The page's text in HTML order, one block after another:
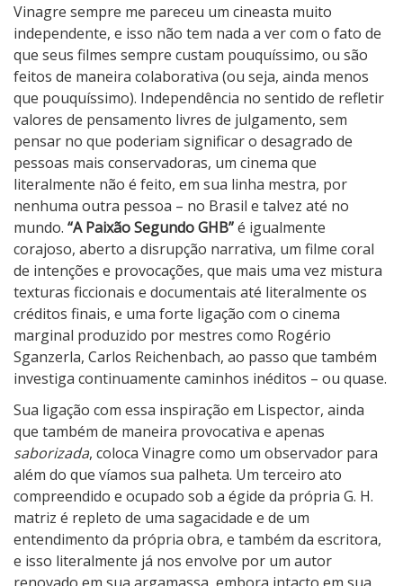
Vinagre sempre me pareceu um cineasta muito
independente, e isso não tem nada a ver com o fato de
que seus filmes sempre custam pouquíssimo, ou são
feitos de maneira colaborativa (ou seja, ainda menos
que pouquíssimo). Independência no sentido de refletir
valores de pensamento livres de julgamento, sem
pensar no que poderiam significar o desagrado de
pessoas mais conservadoras, um cinema que
literalmente não é feito, em sua linha mestra, por
nenhuma outra pessoa – no Brasil e talvez até no
mundo. “A Paixão Segundo GHB”é igualmente
corajoso, aberto a disrupção narrativa, um filme coral
de intenções e provocações, que mais uma vez mistura
texturas ficcionais e documentais até literalmente os
créditos finais, e uma forte ligação com o cinema
marginal produzido por mestres como Rogério
Sganzerla, Carlos Reichenbach, ao passo que também
investiga continuamente caminhos inéditos – ou quase.
Sua ligação com essa inspiração em Lispector, ainda
que também de maneira provocativa e apenas
saborizada, coloca Vinagre como um observador para
além do que víamos sua palheta. Um terceiro ato
compreendido e ocupado sob a égide da própria G. H.
matriz é repleto de uma sagacidade e de um
entendimento da própria obra, e também da escritora,
e isso literalmente já nos envolve por um autor
renovado em sua argamassa, embora intacto em sua